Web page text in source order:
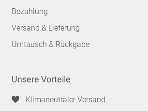
Bezahlung
Versand & Lieferung
Umtausch & Rückgabe
Unsere Vorteile
Klimaneutraler Versand